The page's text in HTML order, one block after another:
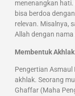
menenangkan
bisa berdoa
relevan. Misalnya,
Allah dengan nama
Membentuk
Pengertian
akhlak. Seorang
Ghaffar (Maha